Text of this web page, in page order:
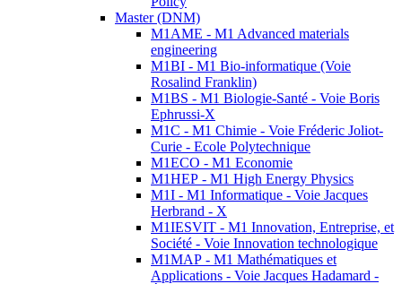
Master (DNM)
M1AME - M1 Advanced materials
engineering
M1BI - M1 Bio-informatique (Voie
Rosalind Franklin)
M1BS - M1 Biologie-Santé - Voie Boris
Ephrussi-X
M1C - M1 Chimie - Voie Fréderic Joliot-
Curie - Ecole Polytechnique
M1ECO - M1 Economie
M1HEP - M1 High Energy Physics
M1I - M1 Informatique - Voie Jacques
Herbrand - X
M1IESVIT - M1 Innovation, Entreprise, et
Société - Voie Innovation technologique
M1MAP - M1 Mathématiques et
Applications - Voie Jacques Hadamard -